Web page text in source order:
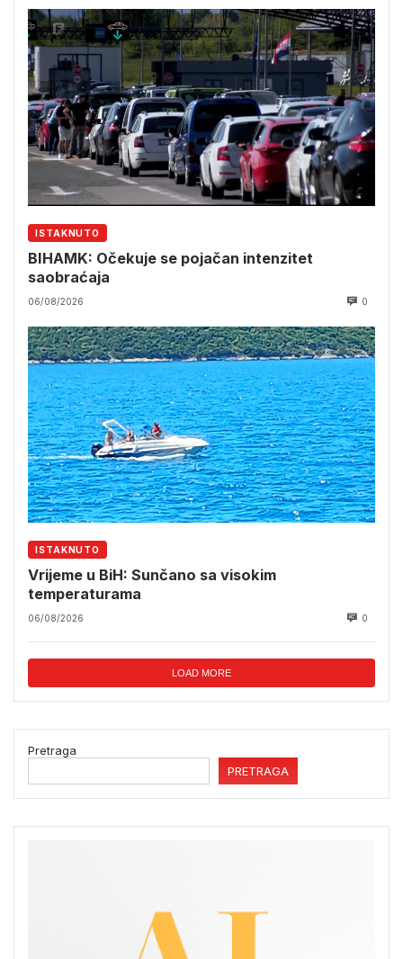
ISTAKNUTO
BIHAMK: Očekuje se pojačan intenzitet
saobraćaja
06/08/2026 0
ISTAKNUTO
Vrijeme u BiH: Sunčano sa visokim
temperaturama
06/08/2026 0
LOAD MORE
Pretraga
PRETRAGA